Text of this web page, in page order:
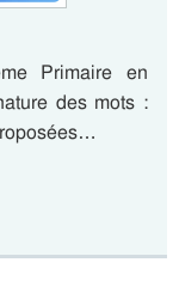
Primaire en
des mots :